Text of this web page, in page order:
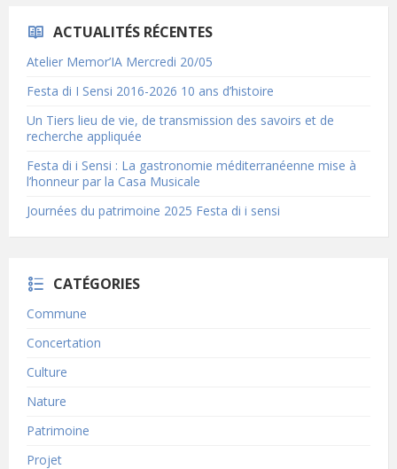
ACTUALITÉS RÉCENTES
Atelier Memor’IA Mercredi 20/05
Festa di I Sensi 2016-2026 10 ans d’histoire
Un Tiers lieu de vie, de transmission des savoirs et de
recherche appliquée
Festa di i Sensi : La gastronomie méditerranéenne mise à
l’honneur par la Casa Musicale
Journées du patrimoine 2025 Festa di i sensi
CATÉGORIES
Commune
Concertation
Culture
Nature
Patrimoine
Projet